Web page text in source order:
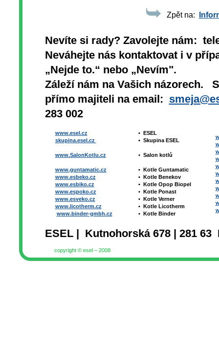
Zpět na:
Nevíte si rady? Zavolejte nám:
Neváhejte nás kontaktovat i v
„Nejde to.“ nebo „Nevím".
Záleží nám na Vašich názorech.
přímo majiteli na email:
283 002
www.esel.cz
skupina.esel.cz
www.SalonKotlu.cz
www.guntamatic.cz
www.esbeko.cz
www.esbiko.cz
www.espoko.cz
www.esveko.cz
www.licotherm.cz
www.binder-gmbh.cz
•
ESEL
• Skupina ESEL
• Salon kotlů
• Kotle Guntamatic
•
Kotle Benekov
•
Kotle Opop Biopel
•
Kotle Ponast
•
Kotle Verner
•
Kotle Licotherm
•
Kotle Binder
ESEL | Kutnohorská 678 | 281
copyright © esel – 2008